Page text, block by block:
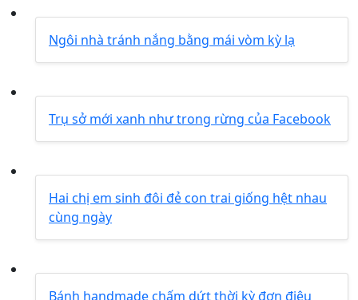
Ngôi nhà tránh nắng bằng mái vòm kỳ lạ
Trụ sở mới xanh như trong rừng của Facebook
Hai chị em sinh đôi đẻ con trai giống hệt nhau
cùng ngày
Bánh handmade chấm dứt thời kỳ đơn điệu